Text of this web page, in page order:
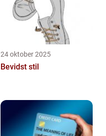
24 oktober 2025
Bevidst stil